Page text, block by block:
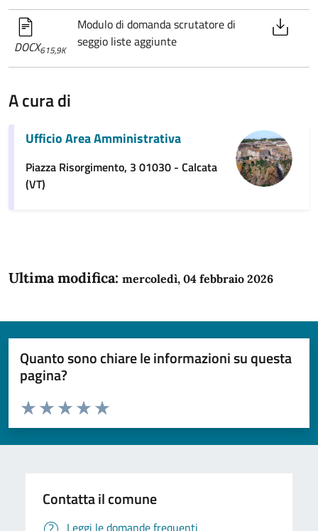
DOCX615,9K
Modulo di domanda scrutatore di
seggio liste aggiunte
A cura di
Ufficio Area Amministrativa
Piazza Risorgimento, 3 01030 - Calcata
(VT)
Ultima modifica: mercoledì, 04 febbraio 2026
Quanto sono chiare le informazioni su questa
pagina?
Domanda
Valuta da 1 a 5 stelle la pagina
Valuta 5 stelle su 5
Valuta 4 stelle su 5
Valuta 3 stelle su 5
Valuta 2 stelle su 5
Valuta 1 stelle su 5
Contatta il comune
Leggi le domande frequenti